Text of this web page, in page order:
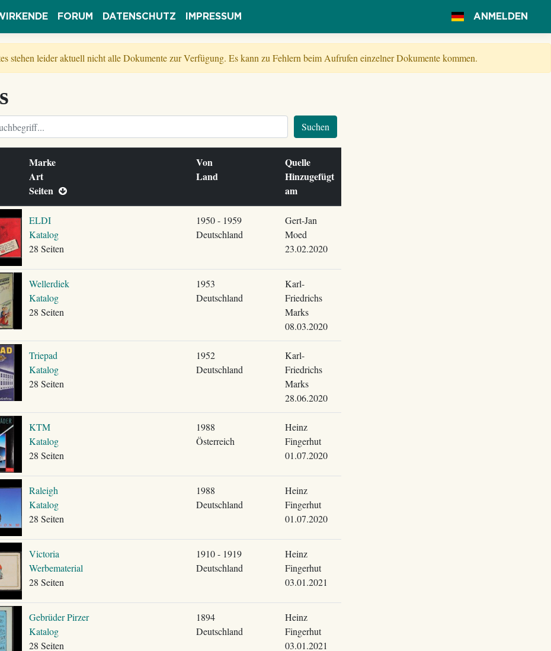
FORUM DATENSCHUTZ IMPRESSUM ANMELDEN
stehen leider aktuell nicht alle Dokumente zur Verfügung. Es kann zu Fehlern beim Aufrufen einzelner Dokumente kommen.
Suchen
Marke
Art
Seiten
Von
Land
Quelle
Hinzugefügt
am
ELDI
Katalog
28 Seiten
1950 - 1959
Deutschland
Gert-Jan
Moed
23.02.2020
Wellerdiek
Katalog
28 Seiten
1953
Deutschland
Karl-
Friedrichs
Marks
08.03.2020
Triepad
Katalog
28 Seiten
1952
Deutschland
Karl-
Friedrichs
Marks
28.06.2020
KTM
Katalog
28 Seiten
1988
Österreich
Heinz
Fingerhut
01.07.2020
Raleigh
Katalog
28 Seiten
1988
Deutschland
Heinz
Fingerhut
01.07.2020
Victoria
Werbematerial
28 Seiten
1910 - 1919
Deutschland
Heinz
Fingerhut
03.01.2021
Gebrüder Pirzer
Katalog
28 Seiten
1894
Deutschland
Heinz
Fingerhut
03.01.2021